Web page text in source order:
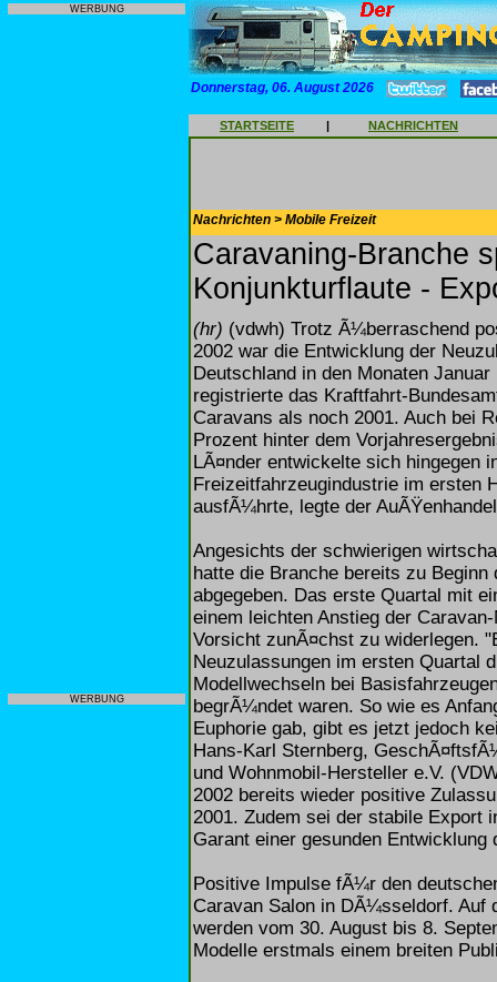
WERBUNG
WERBUNG
Donnerstag, 06. August 2026
STARTSEITE | NACHRICHTEN
Nachrichten > Mobile Freizeit
Caravaning-Branche
Konjunkturflaute -
(hr) (vdwh) Trotz Ã¼berraschend
2002 war die Entwicklung der
Deutschland in den Monaten
registrierte das Kraftfahrt-
Caravans als noch 2001. Auch bei
Prozent hinter dem
LÃ¤nder entwickelte sich hingegen
Freizeitfahrzeugindustrie im ersten
ausfÃ¼hrte, legte der
Angesichts der schwierigen
hatte die Branche bereits zu
abgegeben. Das erste Quartal mit
einem leichten Anstieg der
Vorsicht zunÃ¤chst zu widerlegen.
Neuzulassungen im ersten Quartal
Modellwechseln bei
begrÃ¼ndet waren. So wie es
Euphorie gab, gibt es jetzt jedoch
Hans-Karl Sternberg,
und Wohnmobil-Hersteller e.V.
2002 bereits wieder positive
2001. Zudem sei der stabile Export
Garant einer gesunden
Positive Impulse fÃ¼r den
Caravan Salon in DÃ¼sseldorf. Auf
werden vom 30. August bis 8.
Modelle erstmals einem breiten